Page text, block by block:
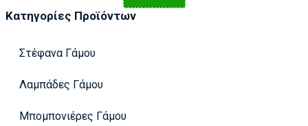
Κατηγορίες Προϊόντων
Στέφανα Γάμου
Λαμπάδες Γάμου
Μπομπονιέρες Γάμου